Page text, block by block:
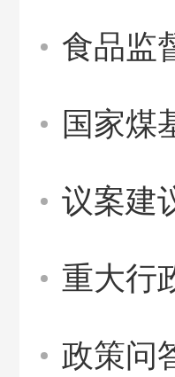
食品监
国家煤
议案建
重大行
政策问